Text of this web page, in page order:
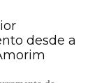
desde a